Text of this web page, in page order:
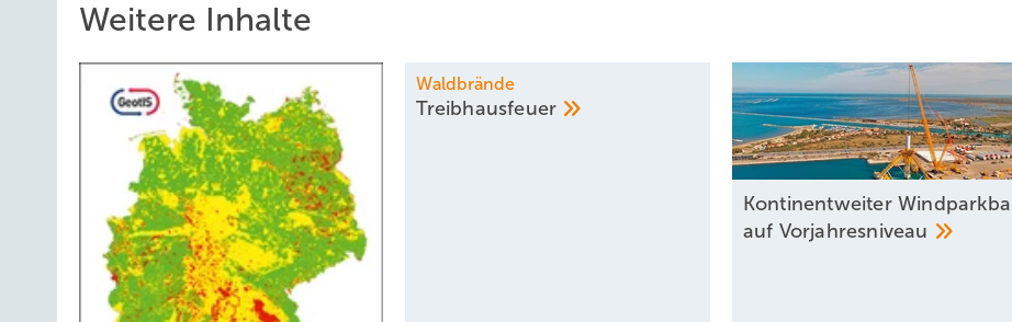
Weitere Inhalte
Waldbrände
Treibhausfeuer
Kontinentweiter
auf Vorjahresniveau